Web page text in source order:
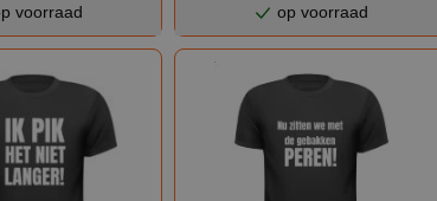
voorraad op voorraad